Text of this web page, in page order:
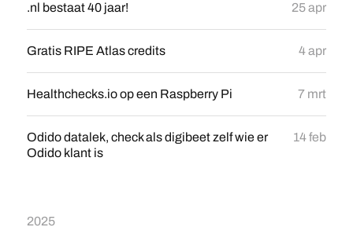
.nl bestaat 40 jaar! 25 apr
Gratis RIPE Atlas credits 4 apr
Healthchecks.io op een Raspberry Pi 7 mrt
Odido datalek, check als digibeet zelf wie er
Odido klant is
14 feb
2025